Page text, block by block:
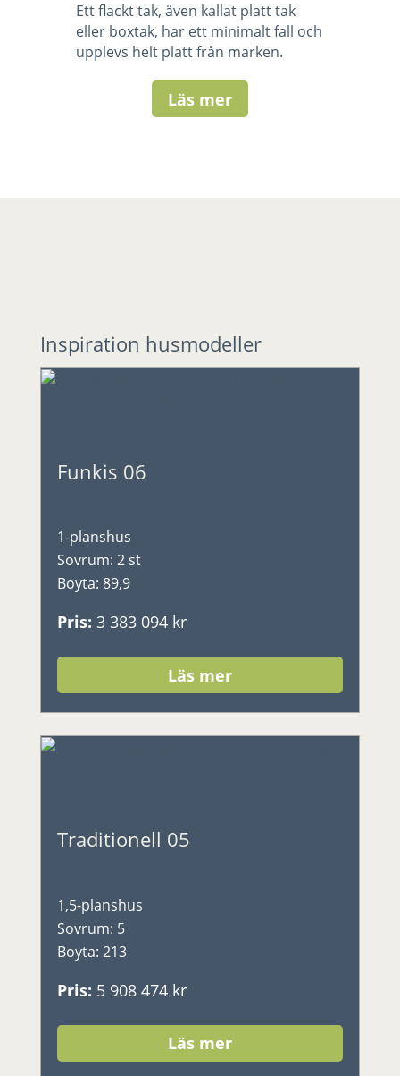
Ett flackt tak, även kallat platt tak
eller boxtak, har ett minimalt fall och
upplevs helt platt från marken.
Läs mer
Inspiration husmodeller
Funkis 06
1-planshus
Sovrum: 2 st
Boyta: 89,9
Pris: 3 383 094 kr
Läs mer
Traditionell 05
1,5-planshus
Sovrum: 5
Boyta: 213
Pris: 5 908 474 kr
Läs mer